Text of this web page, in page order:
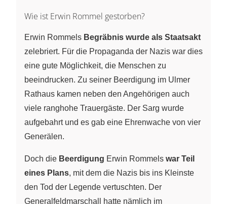
Wie ist Erwin Rommel gestorben?
Erwin Rommels Begräbnis wurde als Staatsakt
zelebriert. Für die Propaganda der Nazis war dies
eine gute Möglichkeit, die Menschen zu
beeindrucken. Zu seiner Beerdigung im Ulmer
Rathaus kamen neben den Angehörigen auch
viele ranghohe Trauergäste. Der Sarg wurde
aufgebahrt und es gab eine Ehrenwache von vier
Generälen.
Doch die Beerdigung Erwin Rommels war Teil
eines Plans, mit dem die Nazis bis ins Kleinste
den Tod der Legende vertuschten. Der
Generalfeldmarschall hatte nämlich im